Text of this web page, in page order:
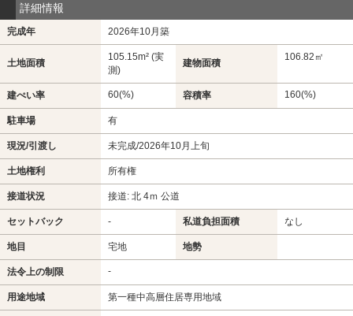
詳細情報
完成年 2026年10月築
土地面積
105.15m² (実
測)
建物面積
106.82㎡
建ぺい率 60(%) 容積率 160(%)
駐車場 有
現況/引渡し 未完成/2026年10月上旬
土地権利 所有権
接道状況 接道: 北 4ｍ 公道
セットバック - 私道負担面積 なし
地目 宅地 地勢
法令上の制限 -
用途地域 第一種中高層住居専用地域